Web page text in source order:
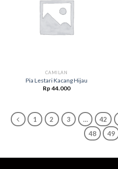
CAMILAN
Pia Lestari Kacang Hijau
Rp 44.000
1 2 3 … 42
48
49